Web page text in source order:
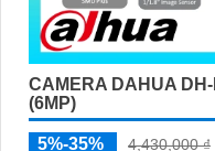
CAMERA DAHUA
(6MP)
5%-35%
4,430,000 ₫